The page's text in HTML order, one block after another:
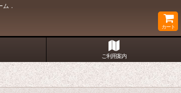
．
カート
ご利用案内